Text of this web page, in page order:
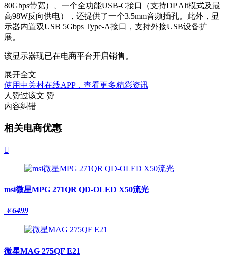
80Gbps带宽）、一个全功能USB-C接口（支持DP Alt模式及最
高98W反向供电），还提供了一个3.5mm音频插孔。此外，显
示器内置双USB 5Gbps Type-A接口，支持外接USB设备扩
展。
该显示器现已在电商平台开启销售。
展开全文
使用中关村在线APP，查看更多精彩资讯
人赞过该文 赞
内容纠错
相关电商优惠

msi微星MPG 271QR QD-OLED X50流光
￥6499
微星MAG 275QF E21